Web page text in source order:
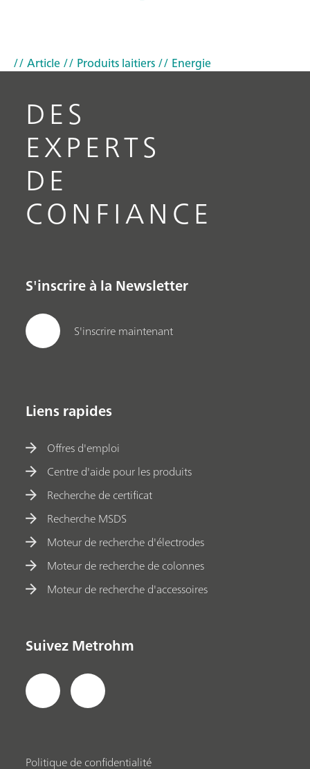
// Article// Produits laitiers// Energie
DES
EXPERTS
DE
CONFIANCE
S'inscrire à la Newsletter
S'inscrire maintenant
Liens rapides
Offres d'emploi
Centre d'aide pour les produits
Recherche de certificat
Recherche MSDS
Moteur de recherche d'électrodes
Moteur de recherche de colonnes
Moteur de recherche d'accessoires
Suivez Metrohm
Politique de confidentialité